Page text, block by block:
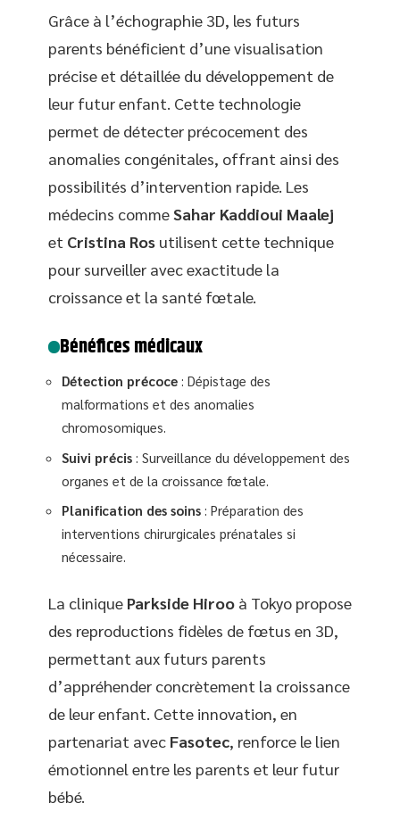
Grâce à l’échographie 3D, les futurs
parents bénéficient d’une visualisation
précise et détaillée du développement de
leur futur enfant. Cette technologie
permet de détecter précocement des
anomalies congénitales, offrant ainsi des
possibilités d’intervention rapide. Les
médecins commeSahar Kaddioui Maalej
et Cristina Ros utilisent cette technique
pour surveiller avec exactitude la
croissance et la santé fœtale.
Bénéfices médicaux
Détection précoce : Dépistage des
malformations et des anomalies
chromosomiques.
Suivi précis : Surveillance du développement des
organes et de la croissance fœtale.
Planification des soins : Préparation des
interventions chirurgicales prénatales si
nécessaire.
La clinique Parkside Hiroo à Tokyo propose
des reproductions fidèles de fœtus en 3D,
permettant aux futurs parents
d’appréhender concrètement la croissance
de leur enfant. Cette innovation, en
partenariat avec Fasotec, renforce le lien
émotionnel entre les parents et leur futur
bébé.